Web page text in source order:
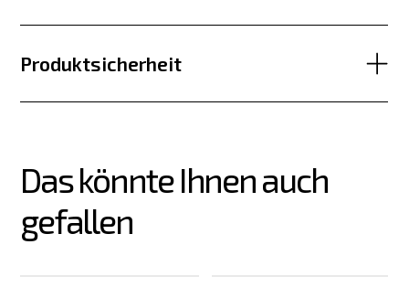
Produktsicherheit
Das könnte Ihnen auch
gefallen